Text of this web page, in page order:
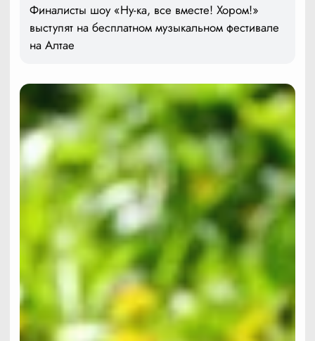
Финалисты шоу «Ну-ка, все вместе! Хором!»
выступят на бесплатном музыкальном фестивале
на Алтае